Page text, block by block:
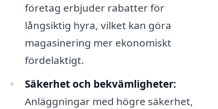
företag erbjuder rabatter för
långsiktig hyra, vilket kan göra
magasinering mer ekonomiskt
fördelaktigt.
Säkerhet och bekvämligheter:
Anläggningar med högre säkerhet,